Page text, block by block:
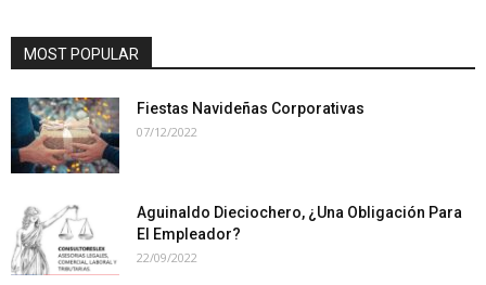
MOST POPULAR
Fiestas Navideñas Corporativas
07/12/2022
Aguinaldo Dieciochero, ¿Una Obligación Para
El Empleador?
22/09/2022